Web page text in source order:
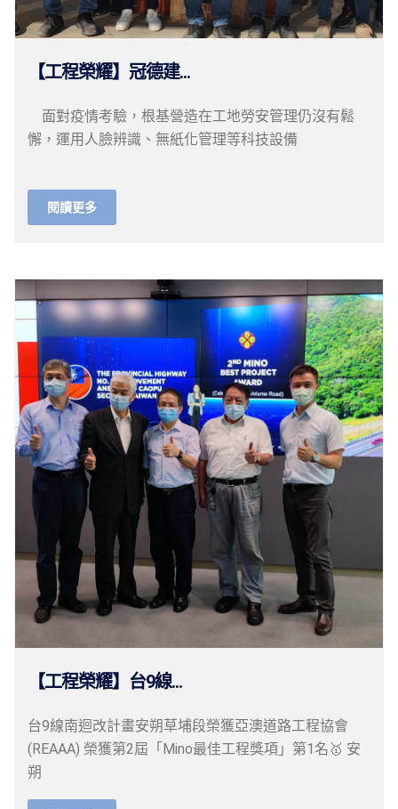
【工程榮耀】冠德建...
面對疫情考驗，根基營造在工地勞安管理仍沒有鬆
懈，運用人臉辨識、無紙化管理等科技設備
閱讀更多
【工程榮耀】台9線...
台9線南迴改計畫安朔草埔段榮獲亞澳道路工程協會
(REAAA) 榮獲第2屆「Mino最佳工程獎項」第1名🥇 安
朔